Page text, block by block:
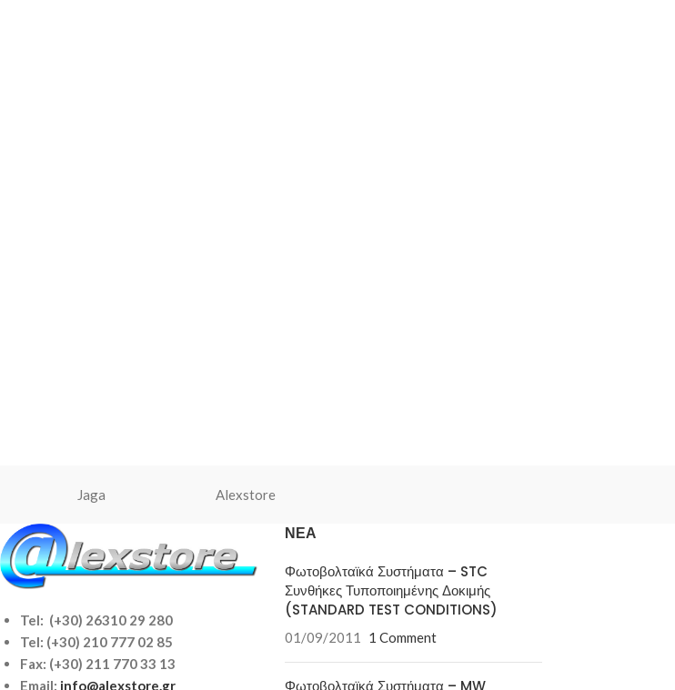
Jaga Alexstore
Tel: (+30) 26310 29 280
Tel: (+30) 210 777 02 85
Fax: (+30) 211 770 33 13
Email: info@alexstore.gr
ΝΈΑ
Φωτοβολταϊκά Συστήματα – STC
Συνθήκες Τυποποιημένης Δοκιμής
(STANDARD TEST CONDITIONS)
01/09/2011 1 Comment
Φωτοβολταϊκά Συστήματα – MW